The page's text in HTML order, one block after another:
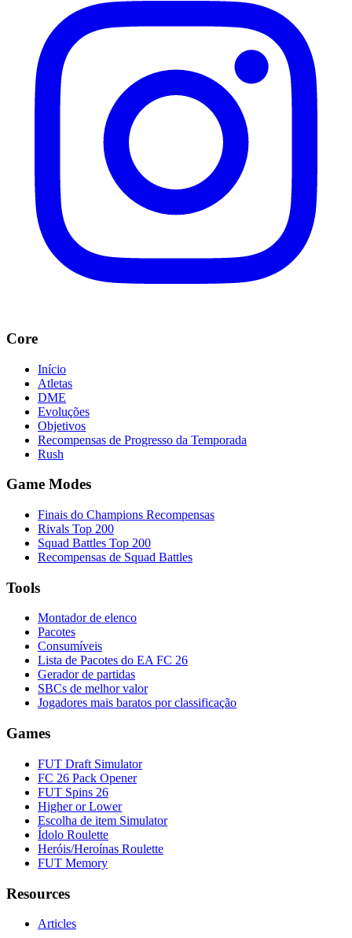
Core
Início
Atletas
DME
Evoluções
Objetivos
Recompensas de Progresso da Temporada
Rush
Game Modes
Finais do Champions Recompensas
Rivals Top 200
Squad Battles Top 200
Recompensas de Squad Battles
Tools
Montador de elenco
Pacotes
Consumíveis
Lista de Pacotes do EA FC 26
Gerador de partidas
SBCs de melhor valor
Jogadores mais baratos por classificação
Games
FUT Draft Simulator
FC 26 Pack Opener
FUT Spins 26
Higher or Lower
Escolha de item Simulator
Ídolo Roulette
Heróis/Heroínas Roulette
FUT Memory
Resources
Articles